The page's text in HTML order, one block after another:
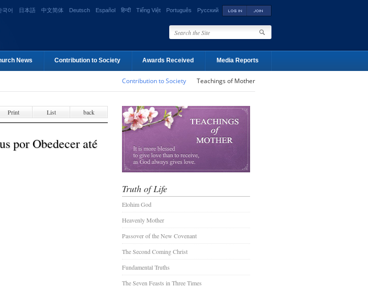
국어 日本語 中文简体 Deutsch Español हिन्दी Tiếng Việt Português Русский
News Contribution to Society Awards Received Media Reports
Contribution to Society Teachings of Mother
Print List back
por Obedecer até
Truth of Life
Elohim God
Heavenly Mother
Passover of the New Covenant
The Second Coming Christ
Fundamental Truths
The Seven Feasts in Three Times